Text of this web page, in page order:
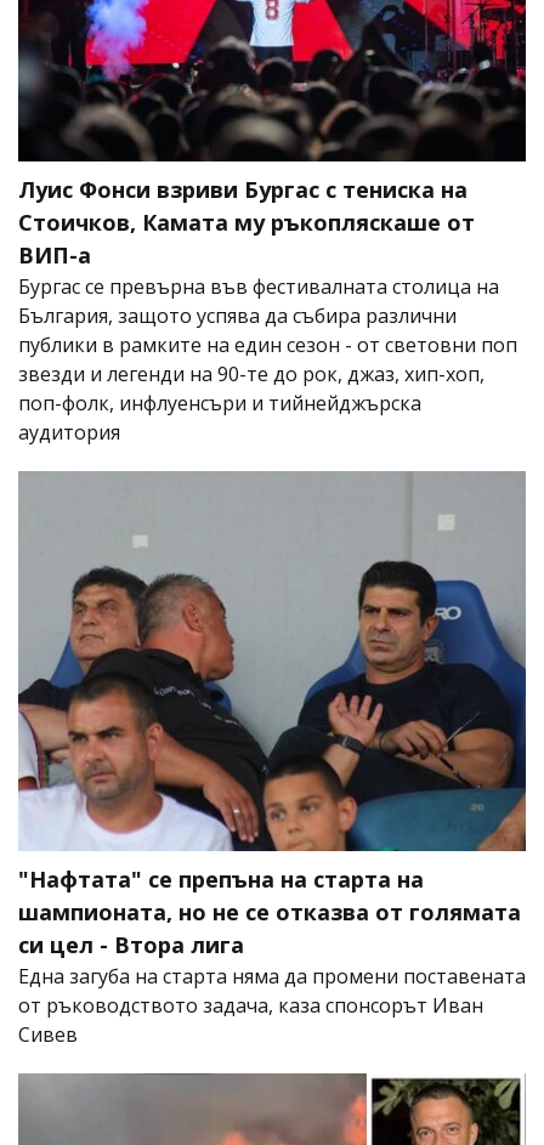
Луис Фонси взриви Бургас с тениска на
Стоичков, Камата му ръкопляскаше от
ВИП-а
Бургас се превърна във фестивалната столица на
България, защото успява да събира различни
публики в рамките на един сезон - от световни поп
звезди и легенди на 90-те до рок, джаз, хип-хоп,
поп-фолк, инфлуенсъри и тийнейджърска
аудитория
"Нафтата" се препъна на старта на
шампионата, но не се отказва от голямата
си цел - Втора лига
Една загуба на старта няма да промени поставената
от ръководството задача, каза спонсорът Иван
Сивев